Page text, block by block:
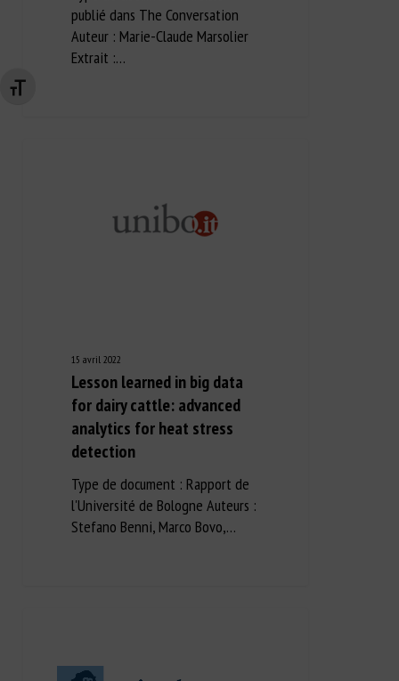
Changer la taille de la police
publié dans The Conversation
Auteur : Marie-Claude Marsolier
Extrait :…
15 avril 2022
Lesson learned in big data
for dairy cattle: advanced
analytics for heat stress
detection
Type de document : Rapport de
l'Université de Bologne Auteurs :
Stefano Benni, Marco Bovo,…